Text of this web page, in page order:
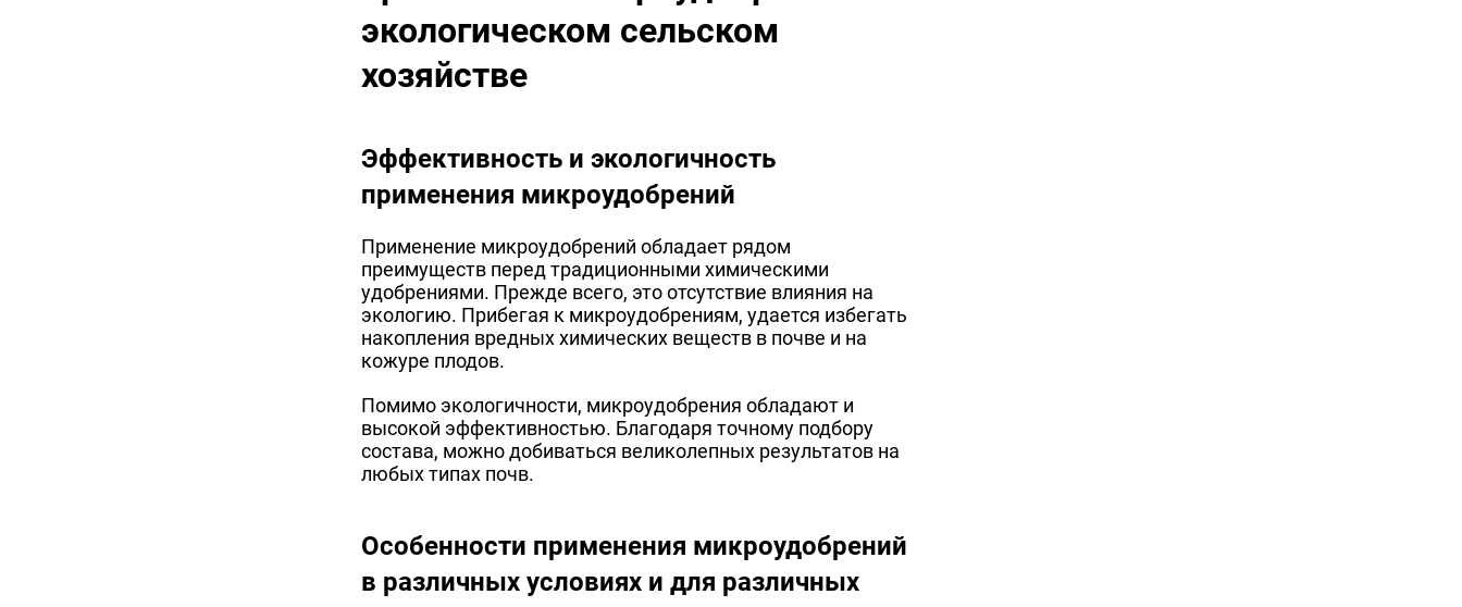
экологическом сельском
хозяйстве
Эффективность и экологичность
применения микроудобрений
Применение микроудобрений обладает рядом
преимуществ перед традиционными химическими
удобрениями. Прежде всего, это отсутствие влияния на
экологию. Прибегая к микроудобрениям, удается избегать
накопления вредных химических веществ в почве и на
кожуре плодов.
Помимо экологичности, микроудобрения обладают и
высокой эффективностью. Благодаря точному подбору
состава, можно добиваться великолепных результатов на
любых типах почв.
Особенности применения микроудобрений
в различных условиях и для различных